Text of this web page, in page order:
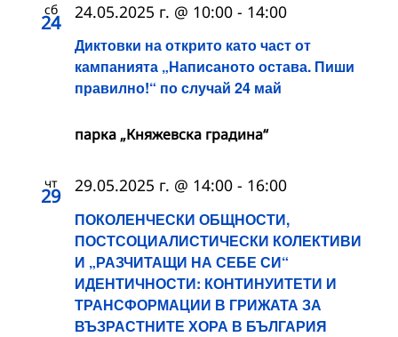
сб
24
Диктовки на открито като част от
кампанията „Написаното остава. Пиши
правилно!“ по случай 24 май
24.05.2025 г. @ 10:00 - 14:00
парка „Княжевска градина“
чт
29
ПОКОЛЕНЧЕСКИ ОБЩНОСТИ,
ПОСТСОЦИАЛИСТИЧЕСКИ КОЛЕКТИВИ
И „РАЗЧИТАЩИ НА СЕБЕ СИ“
ИДЕНТИЧНОСТИ: КОНТИНУИТЕТИ И
ТРАНСФОРМАЦИИ В ГРИЖАТА ЗА
ВЪЗРАСТНИТЕ ХОРА В БЪЛГАРИЯ
29.05.2025 г. @ 14:00 - 16:00